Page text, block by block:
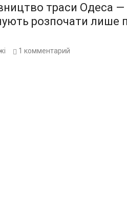
траси Одеса —
розпочати лише
1 комментарий